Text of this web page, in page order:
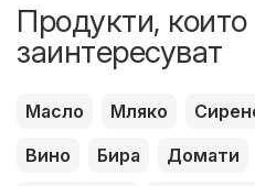
Продукти,
заинтересуват
Масло Мляко
Вино
Бира Домати